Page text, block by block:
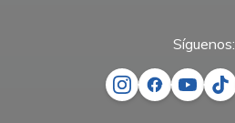
Síguenos: